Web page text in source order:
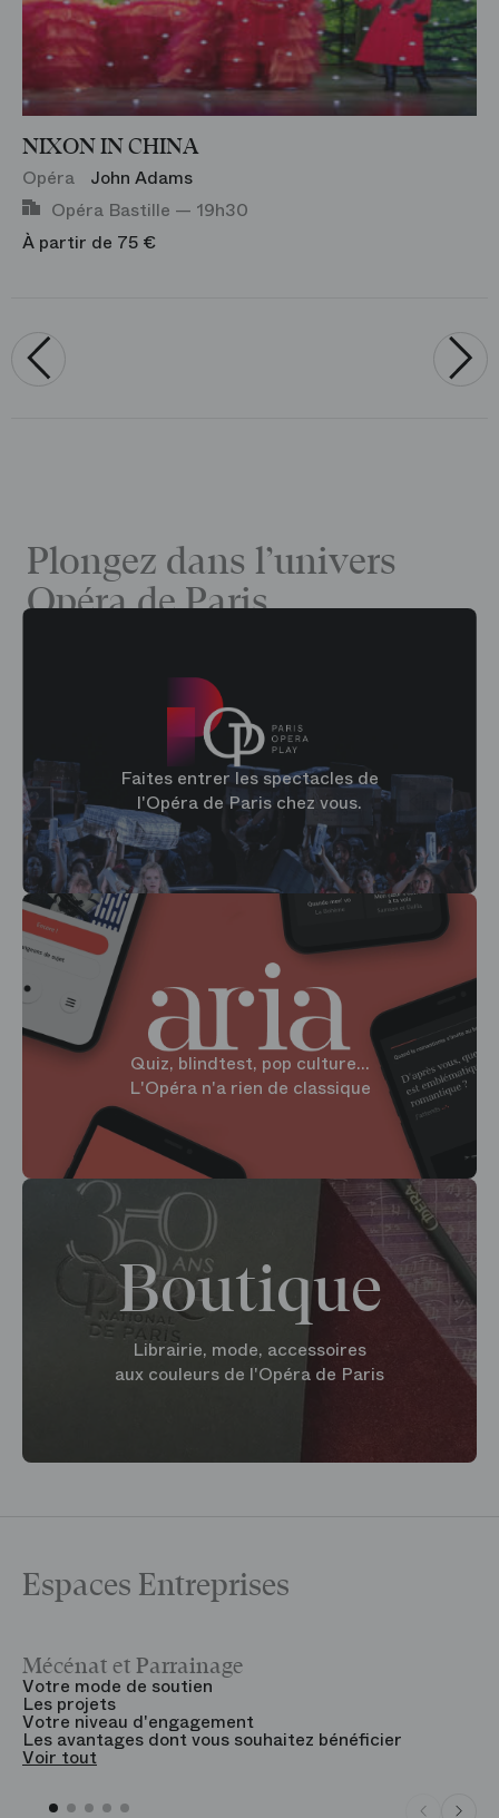
NIXON IN CHINA
Opéra
John Adams
Opéra Bastille — 19h30
À partir de 75 €
›
‹
Plongez dans l’univers
Opéra de Paris
Faites entrer les spectacles de
l'Opéra de Paris chez vous.
Quiz, blindtest, pop culture...
L'Opéra n'a rien de classique
Boutique
Librairie, mode, accessoires
aux couleurs de l'Opéra de Paris
Espaces Entreprises
Mécénat et Parrainage
Votre mode de soutien
Les projets
Votre niveau d'engagement
Les avantages dont vous souhaitez bénéficier
Voir tout